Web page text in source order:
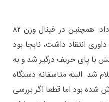
داور المپیکی کشتی ایران ادامه داد: همچنین در فینال وزن ۸۲
انتقاد داشت، نابجا بود
با پای حریف درگیر شد و به
شد. البته متاسفانه دستگاه
بود اما قطعا اگر بررسی